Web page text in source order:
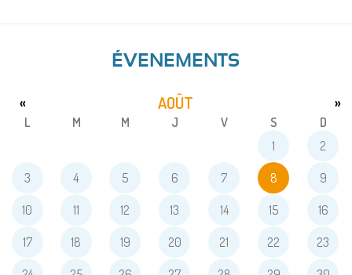
ÉVENEMENTS
AOÛT
« »
L M M J V S
D
1
2
3 4 5 6 7 8 9
10 11 12 13 14 15 16
17 18 19 20 21 22 23